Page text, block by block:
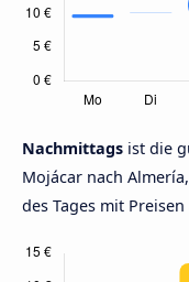
Nachmittags ist die
Mojácar nach
des Tages mit Preisen